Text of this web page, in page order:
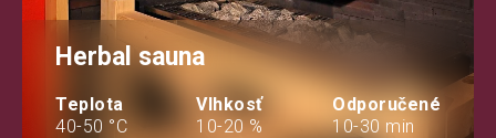
Herbal sauna
Teplota
40-50 °C
Vlhkosť
10-20 %
Odporučené
10-30 min